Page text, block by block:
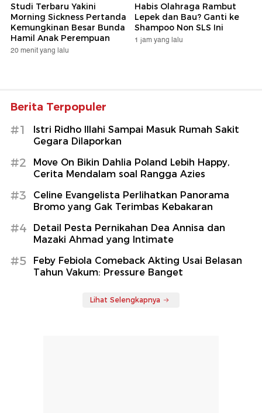
Studi Terbaru Yakini
Morning Sickness Pertanda
Kemungkinan Besar Bunda
Hamil Anak Perempuan
20 menit yang lalu
Habis Olahraga Rambut
Lepek dan Bau? Ganti ke
Shampoo Non SLS Ini
1 jam yang lalu
Berita Terpopuler
#1
Istri Ridho Illahi Sampai Masuk Rumah Sakit
Gegara Dilaporkan
#2
Move On Bikin Dahlia Poland Lebih Happy,
Cerita Mendalam soal Rangga Azies
#3
Celine Evangelista Perlihatkan Panorama
Bromo yang Gak Terimbas Kebakaran
#4
Detail Pesta Pernikahan Dea Annisa dan
Mazaki Ahmad yang Intimate
#5
Feby Febiola Comeback Akting Usai Belasan
Tahun Vakum: Pressure Banget
Lihat Selengkapnya